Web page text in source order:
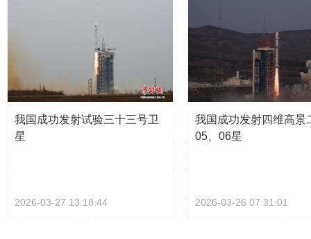
我国成功发射试验三十三号卫
星
2026-03-27 13:18:44
我国成功发射四维高景
05、06星
2026-03-26 07:31:01